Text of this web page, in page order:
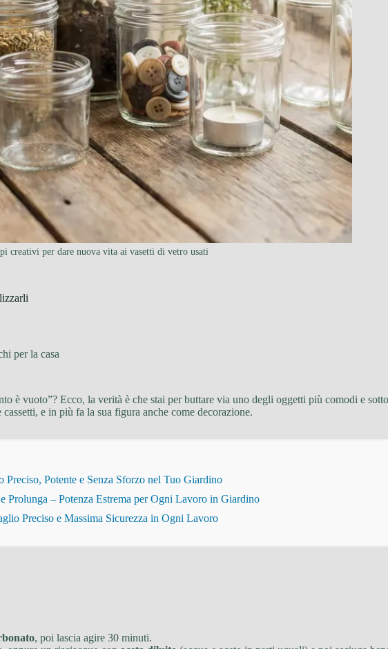
creativi per dare nuova vita ai vasetti di vetro usati
per la casa
è vuoto”? Ecco, la verità è che stai per buttare via uno degli oggetti più comodi e
e in più fa la sua figura anche come decorazione.
Potente e Senza Sforzo nel Tuo Giardino
– Potenza Estrema per Ogni Lavoro in Giardino
Preciso e Massima Sicurezza in Ogni Lavoro
, poi lascia agire 30 minuti.